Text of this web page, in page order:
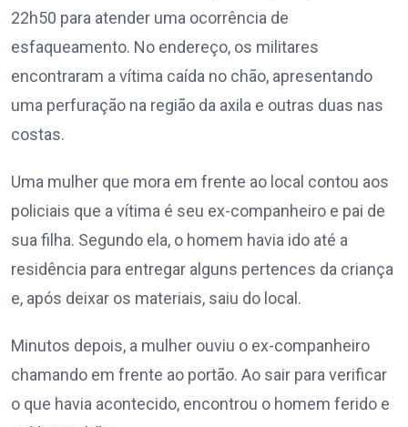
22h50 para atender uma ocorrência de
esfaqueamento. No endereço, os militares
encontraram a vítima caída no chão, apresentando
uma perfuração na região da axila e outras duas nas
costas.
Uma mulher que mora em frente ao local contou aos
policiais que a vítima é seu ex-companheiro e pai de
sua filha. Segundo ela, o homem havia ido até a
residência para entregar alguns pertences da criança
e, após deixar os materiais, saiu do local.
Minutos depois, a mulher ouviu o ex-companheiro
chamando em frente ao portão. Ao sair para verificar
o que havia acontecido, encontrou o homem ferido e